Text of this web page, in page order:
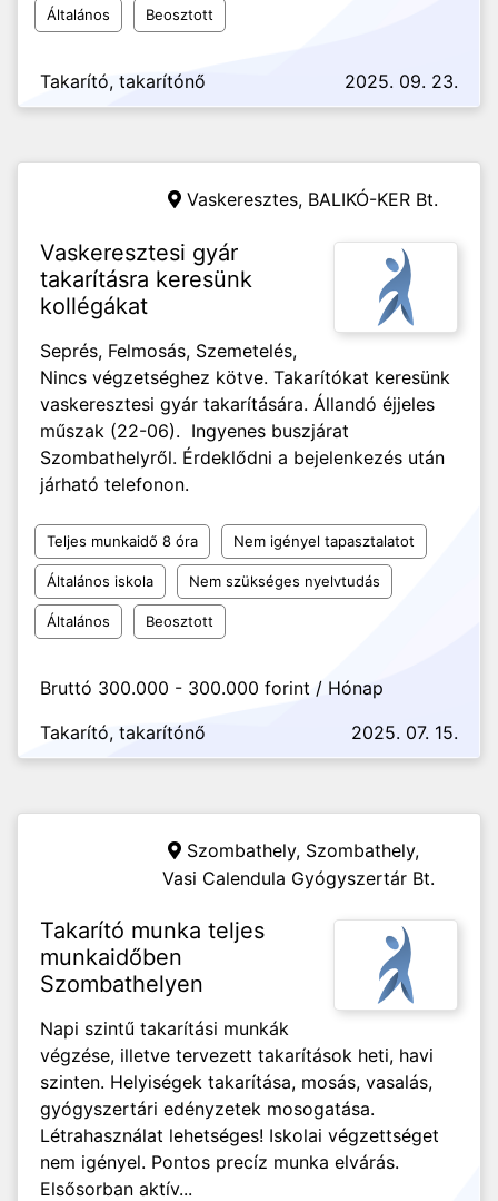
Általános Beosztott
Takarító, takarítónő 2025. 09. 23.
Vaskeresztes, BALIKÓ-KER Bt.
Vaskeresztesi gyár
takarításra keresünk
kollégákat
Seprés, Felmosás, Szemetelés,
Nincs végzetséghez kötve. Takarítókat keresünk
vaskeresztesi gyár takarítására. Állandó éjjeles
műszak (22-06). Ingyenes buszjárat
Szombathelyről. Érdeklődni a bejelenkezés után
járható telefonon.
Teljes munkaidő 8 óra Nem igényel tapasztalatot
Általános iskola Nem szükséges nyelvtudás
Általános Beosztott
Bruttó 300.000 - 300.000 forint / Hónap
Takarító, takarítónő
2025. 07. 15.
Szombathely, Szombathely,
Vasi Calendula Gyógyszertár Bt.
Takarító munka teljes
munkaidőben
Szombathelyen
Napi szintű takarítási munkák
végzése, illetve tervezett takarítások heti, havi
szinten. Helyiségek takarítása, mosás, vasalás,
gyógyszertári edényzetek mosogatása.
Létrahasználat lehetséges! Iskolai végzettséget
nem igényel. Pontos precíz munka elvárás.
Elsősorban aktív...